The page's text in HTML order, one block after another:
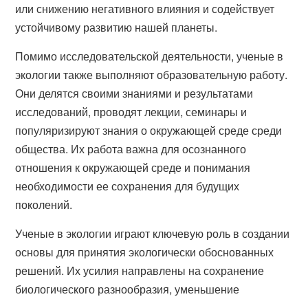
или снижению негативного влияния и содействует
устойчивому развитию нашей планеты.
Помимо исследовательской деятельности, ученые в
экологии также выполняют образовательную работу.
Они делятся своими знаниями и результатами
исследований, проводят лекции, семинары и
популяризируют знания о окружающей среде среди
общества. Их работа важна для осознанного
отношения к окружающей среде и понимания
необходимости ее сохранения для будущих
поколений.
Ученые в экологии играют ключевую роль в создании
основы для принятия экологически обоснованных
решений. Их усилия направлены на сохранение
биологического разнообразия, уменьшение